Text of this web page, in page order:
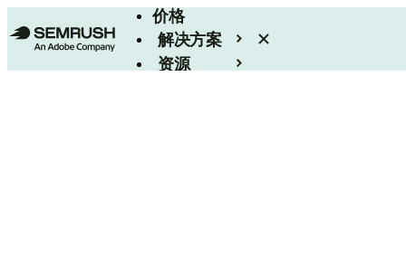
价格
解决方案
资源